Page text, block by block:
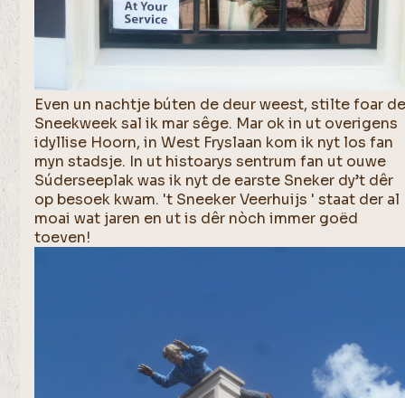
Even un nachtje búten de deur weest, stilte foar
Sneekweek sal ik mar sêge. Mar ok in ut overigens
idyllise Hoorn, in West Fryslaan kom ik nyt los fan
myn stadsje. In ut histoarys sentrum fan ut ouwe
Súderseeplak was ik nyt de earste Sneker dy’t dêr
op besoek kwam. 't Sneeker Veerhuijs ' staat der al
moai wat jaren en ut is dêr nòch immer goëd
toeven!